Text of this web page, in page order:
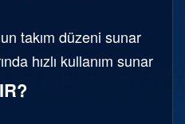
takım düzeni sunar
hızlı kullanım sunar